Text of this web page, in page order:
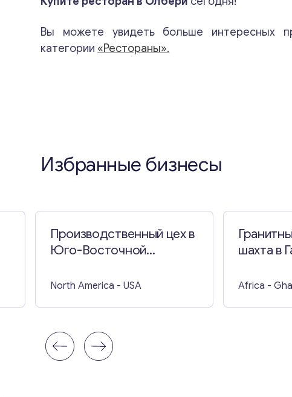
Вы можете увидеть больше интересных
категории «Рестораны».
Избранные бизнесы
Производственный цех в
Юго-Восточной
North America - USA
шахта в
Africa -